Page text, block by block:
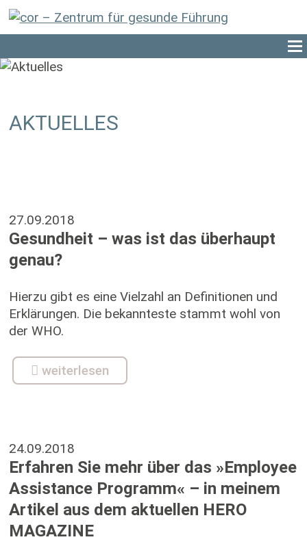
AKTUELLES
27.09.2018
Gesundheit – was ist das überhaupt
genau?
Hierzu gibt es eine Vielzahl an Definitionen und
Erklärungen. Die bekannteste stammt wohl von
der WHO.
weiterlesen
24.09.2018
Erfahren Sie mehr über das »Employee
Assistance Programm« – in meinem
Artikel aus dem aktuellen HERO
MAGAZINE